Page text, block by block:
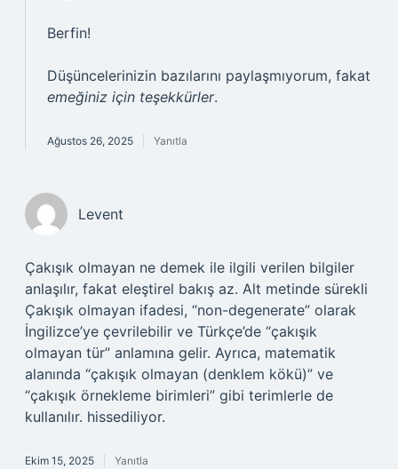
Berfin!
Düşüncelerinizin bazılarını paylaşmıyorum, fakat
emeğiniz için teşekkürler.
Ağustos 26, 2025 Yanıtla
Levent
Çakışık olmayan ne demek ile ilgili verilen bilgiler
anlaşılır, fakat eleştirel bakış az. Alt metinde sürekli
Çakışık olmayan ifadesi, “non-degenerate” olarak
İngilizce’ye çevrilebilir ve Türkçe’de “çakışık
olmayan tür” anlamına gelir. Ayrıca, matematik
alanında “çakışık olmayan (denklem kökü)” ve
“çakışık örnekleme birimleri” gibi terimlerle de
kullanılır. hissediliyor.
Ekim 15, 2025 Yanıtla